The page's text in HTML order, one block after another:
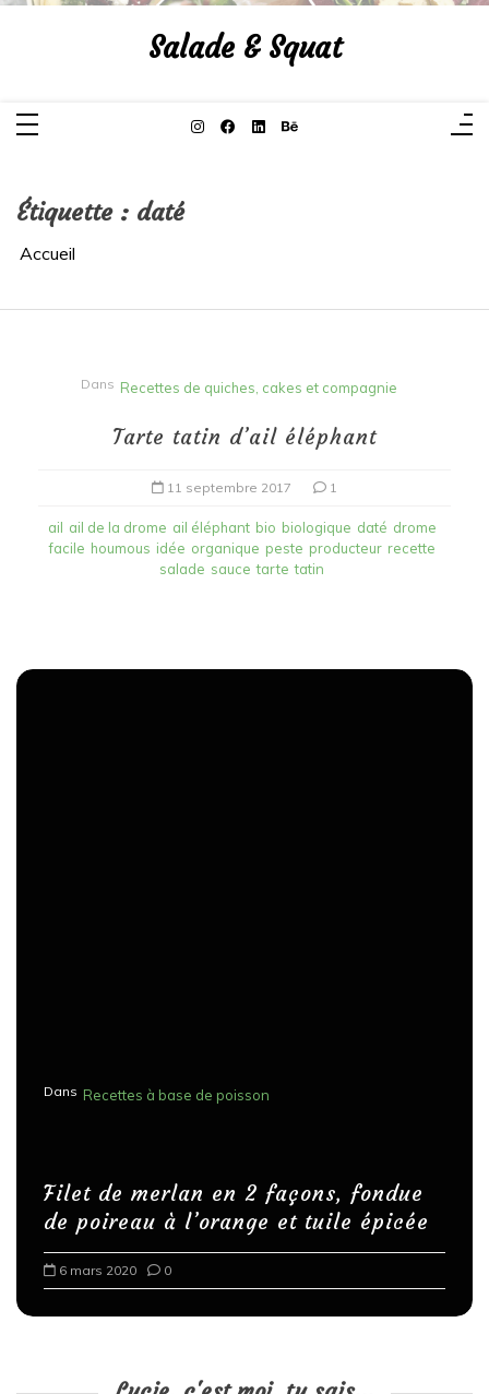
Aller
Salade & Squat
Étiquette : daté
Accueil
Dans Recettes de quiches, cakes et compagnie
Tarte tatin d’ail éléphant
11 septembre 2017 1
ail ail de la drome ail éléphant bio biologique daté drome
facile houmous idée organique peste producteur recette
salade sauce tarte tatin
Dans Recettes à base de poisson
Filet de merlan en 2 façons, fondue
de poireau à l’orange et tuile épicée
6 mars 2020 0